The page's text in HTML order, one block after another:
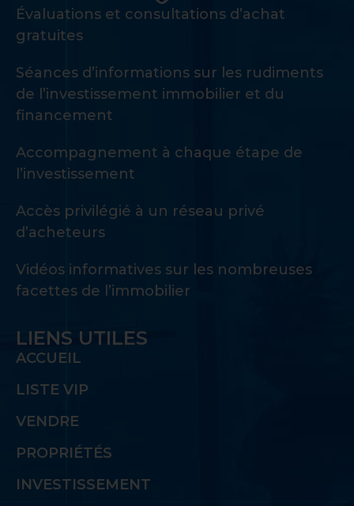
Évaluations et consultations d’achat
gratuites
Séances d’informations sur les rudiments
de l’investissement immobilier et du
financement
Accompagnement à chaque étape de
l’investissement
Accès privilégié à un réseau privé
d’acheteurs
Vidéos informatives sur les nombreuses
facettes de l’immobilier
LIENS UTILES
ACCUEIL
LISTE VIP
VENDRE
PROPRIÉTÉS
INVESTISSEMENT